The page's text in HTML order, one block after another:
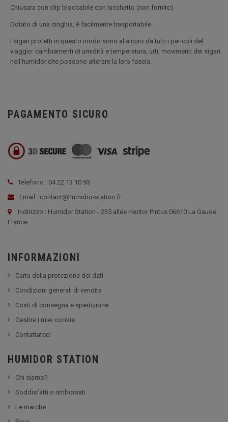
Chiusura con clip bloccabile con lucchetto (non fornito)
Dotato di una cinghia, è facilmente trasportabile.
I sigari protetti in questo modo sono al sicuro da tutti i pericoli del
viaggio: cambiamenti di umidità e temperatura, urti, movimenti dei sigari
nell'humidor che possono alterare la loro fascia.
PAGAMENTO SICURO
Telefono : 04 22 13 10 93
Email : contact@humidor-station.fr
Indirizzo : Humidor Station - 235 allée Hector Pintus 06610 La Gaude
France
INFORMAZIONI
Carta della protezione dei dati
Condizioni generali di vendita
Costi di consegna e spedizione
Gestire i miei cookie
Contattateci
HUMIDOR STATION
Chi siamo?
Soddisfatti o rimborsati
Le marche